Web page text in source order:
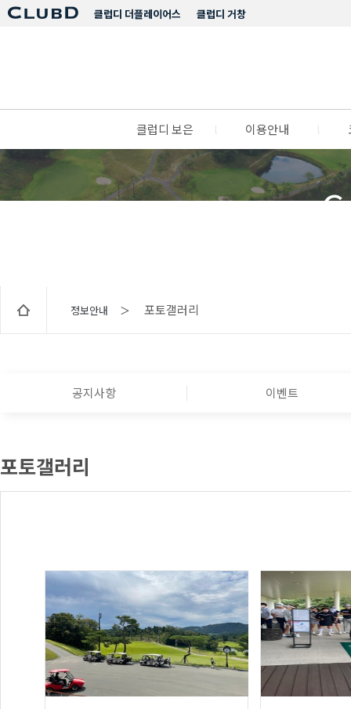
클럽디 거창
클럽디 더플레이어스
클럽디 보은 이용안내
정보안내 ＞ 포토갤러리
공지사항 이벤트
포토갤러리